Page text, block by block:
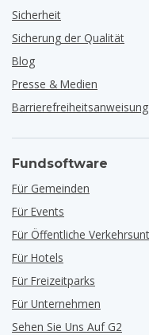
Sicherheit
Sicherung der Qualität
Blog
Presse & Medien
Barrierefreiheitsanweisung
Fundsoftware
Für Gemeinden
Für Events
Für Öffentliche
Für Hotels
Für Freizeitparks
Für Unternehmen
Sehen Sie Uns Auf G2